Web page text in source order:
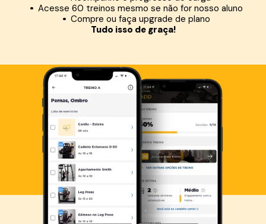
Acesse 60 treinos mesmo se não for nosso aluno
Compre ou faça upgrade de plano
Tudo isso de graça!
Baixe agora o Smart Fit App